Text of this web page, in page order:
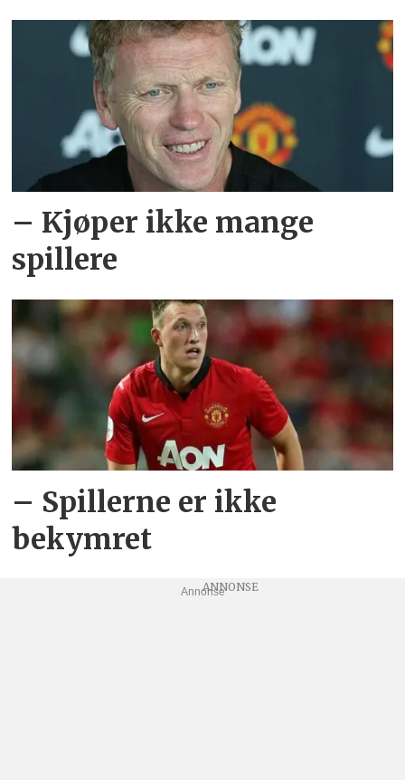
– Kjøper ikke mange
spillere
– Spillerne er ikke
bekymret
Annonse